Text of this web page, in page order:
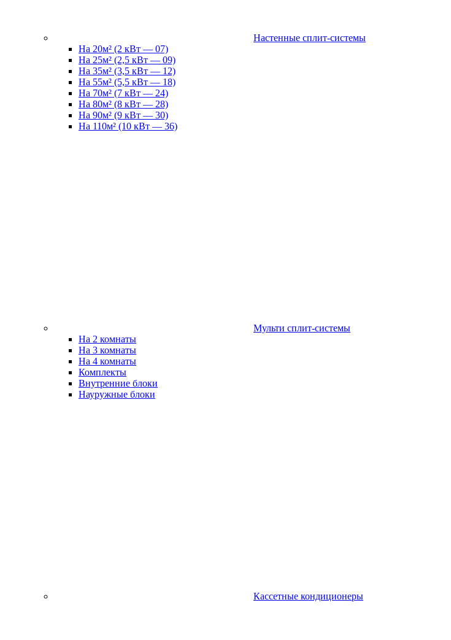
Настенные сплит-системы
На 20м² (2 кВт — 07)
На 25м² (2,5 кВт — 09)
На 35м² (3,5 кВт — 12)
На 55м² (5,5 кВт — 18)
На 70м² (7 кВт — 24)
На 80м² (8 кВт — 28)
На 90м² (9 кВт — 30)
На 110м² (10 кВт — 36)
Мульти сплит-системы
На 2 комнаты
На 3 комнаты
На 4 комнаты
Комплекты
Внутренние блоки
Науружные блоки
Кассетные кондиционеры